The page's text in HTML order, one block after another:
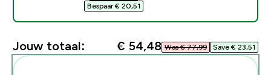
Bespaar € 20,51‎
Jouw totaal: € 54,48‎ Was € 77,99‎ Save € 23,51‎